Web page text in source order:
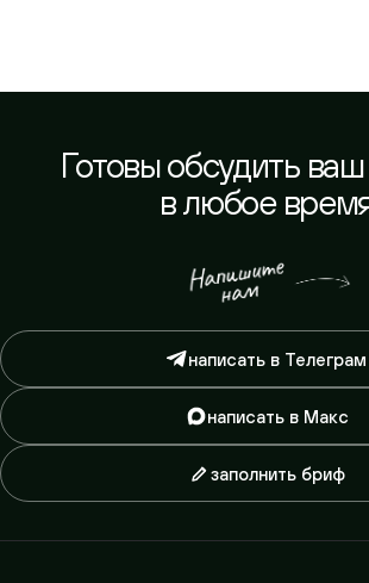
Готовы обсудить
в любое
написать в Телеграм
написать в Макс
заполнить бриф